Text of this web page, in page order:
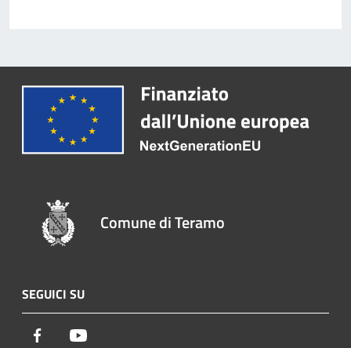
Comune di Teramo
SEGUICI SU
Facebook